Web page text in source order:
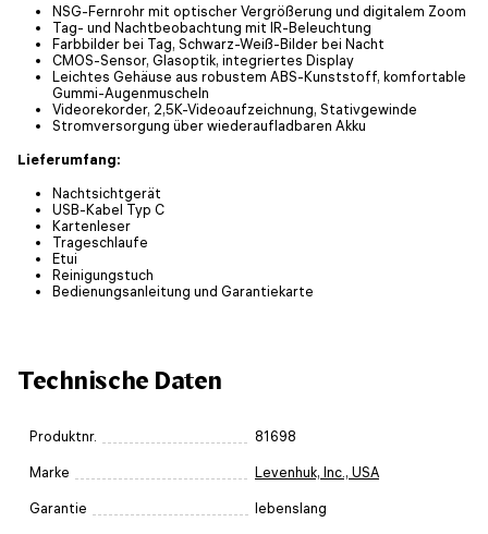
NSG-Fernrohr mit optischer Vergrößerung und digitalem Zoom
Tag- und Nachtbeobachtung mit IR-Beleuchtung
Farbbilder bei Tag, Schwarz-Weiß-Bilder bei Nacht
CMOS-Sensor, Glasoptik, integriertes Display
Leichtes Gehäuse aus robustem ABS-Kunststoff, komfortable
Gummi-Augenmuscheln
Videorekorder, 2,5K-Videoaufzeichnung, Stativgewinde
Stromversorgung über wiederaufladbaren Akku
Lieferumfang:
Nachtsichtgerät
USB-Kabel Typ C
Kartenleser
Trageschlaufe
Etui
Reinigungstuch
Bedienungsanleitung und Garantiekarte
Technische Daten
Produktnr. 81698
Marke Levenhuk, Inc., USA
Garantie lebenslang